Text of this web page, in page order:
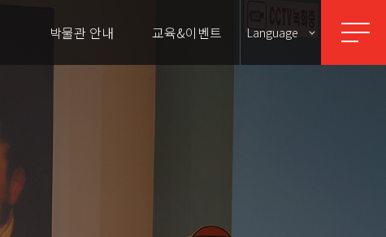
박물관 안내 교육&이벤트 Language